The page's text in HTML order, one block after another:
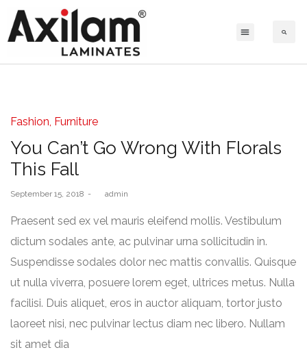
Fashion Furniture
You Can’t Go Wrong With Florals
This Fall
September 15, 2018 byadmin
Praesent sed ex vel mauris eleifend mollis. Vestibulum
dictum sodales ante, ac pulvinar urna sollicitudin in.
Suspendisse sodales dolor nec mattis convallis. Quisque
ut nulla viverra, posuere lorem eget, ultrices metus. Nulla
facilisi. Duis aliquet, eros in auctor aliquam, tortor justo
laoreet nisi, nec pulvinar lectus diam nec libero. Nullam
sit amet dia